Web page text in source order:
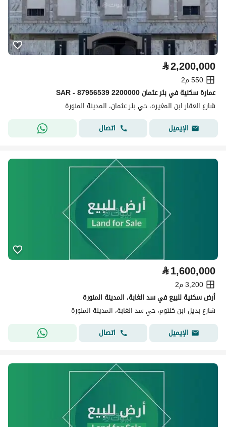
⃁2,200,000
550 م2
عمارة سكنية في بئر عثمان 2200000 SAR - 87956539
شارع العقار ابن المغيره، حي بئر عثمان، المدينة المنورة
الإيميل
اتصال
⃁1,600,000
3,200 م2
أرض سكنية للبيع في سد الغابة، المدينة المنورة
شارع بديل ابن كلثوم، حي سد الغابة، المدينة المنورة
الإيميل
اتصال